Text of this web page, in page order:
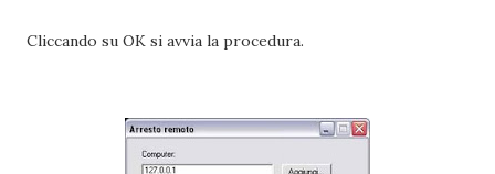
Cliccando su OK si avvia la procedura.